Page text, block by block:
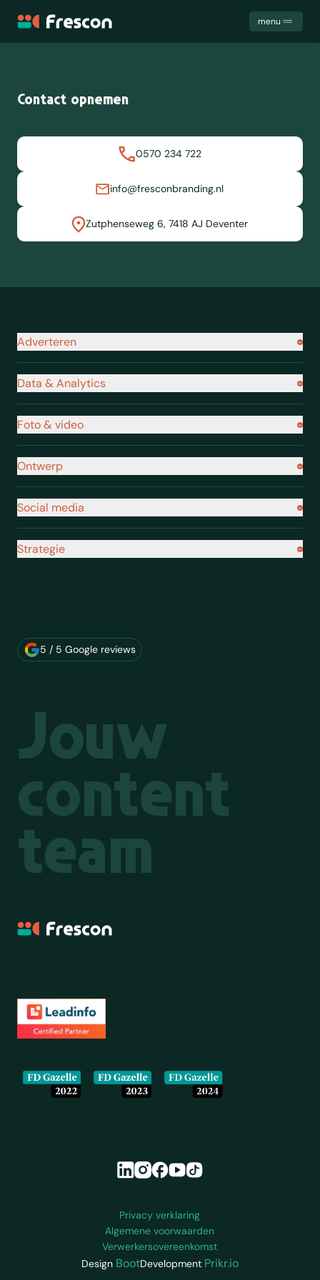
Frescon
Cases
Het team
Trainingen
Contact
menu
Contact opnemen
0570 234 722
info@fresconbranding.nl
Zutphenseweg 6, 7418 AJ Deventer
Navigatie footer
Adverteren
Data & Analytics
Foto & video
Ontwerp
Social media
Strategie
Over ons merk
5 / 5 Google reviews
Jouw
content
team
Frescon
Onze partners en erkenningen
Colofon en juridische informatie
Privacy verklaring
Algemene voorwaarden
Verwerkersovereenkomst
Design BootDevelopment Prikr.io